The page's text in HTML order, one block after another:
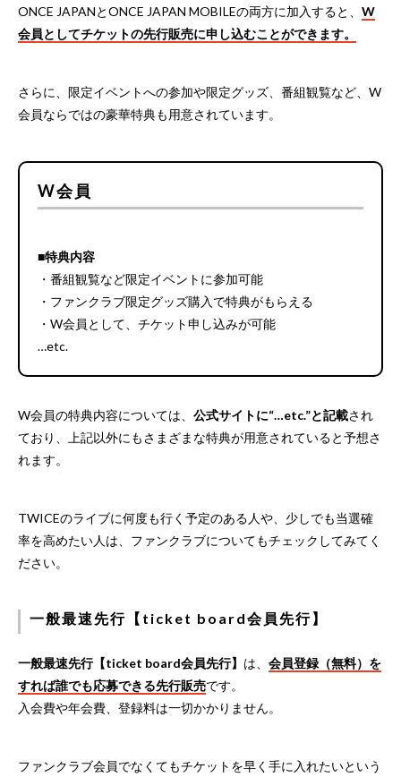
ONCE JAPANとONCE JAPAN MOBILEの両方に加入すると、 W
会員としてチケットの先行販売に申し込むことができます。
さらに、限定イベントへの参加や限定グッズ、番組観覧など、W
会員ならではの豪華特典も用意されています。
W会員
■特典内容
・番組観覧など限定イベントに参加可能
・ファンクラブ限定グッズ購入で特典がもらえる
・W会員として、チケット申し込みが可能
…etc.
W会員の特典内容については、 公式サイトに“…etc.”と記載され
ており、上記以外にもさまざまな特典が用意されていると予想さ
れます。
TWICEのライブに何度も行く予定のある人や、少しでも当選確
率を高めたい人は、ファンクラブについてもチェックしてみてく
ださい。
一般最速先行【ticket board会員先行】
一般最速先行【ticket board会員先行】 は、 会員登録（無料）を
すれば誰でも応募できる先行販売です。
入会費や年会費、登録料は一切かかりません。
ファンクラブ会員でなくてもチケットを早く手に入れたいという